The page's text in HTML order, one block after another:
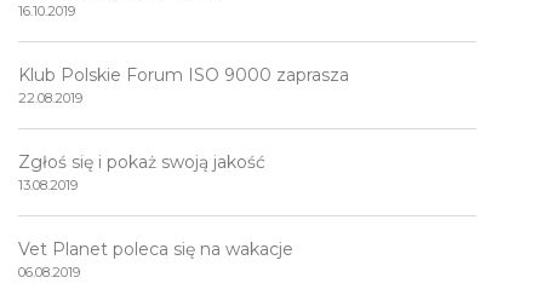
16.10.2019
Klub Polskie Forum ISO 9000 zaprasza
22.08.2019
Zgłoś się i pokaż swoją jakość
13.08.2019
Vet Planet poleca się na wakacje
06.08.2019